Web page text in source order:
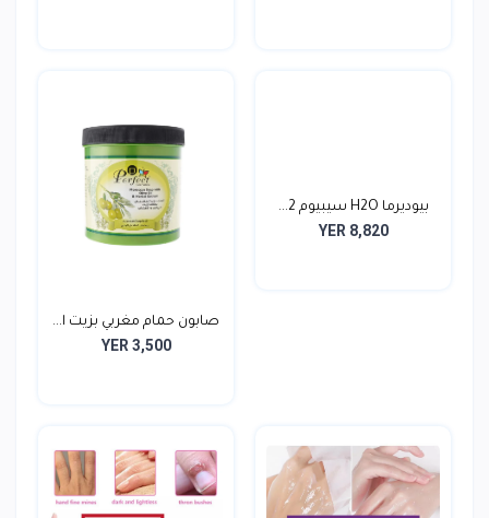
بيوديرما H2O سيبيوم 2...
YER 8,820
صابون حمام مغربي بزيت ا...
YER 3,500